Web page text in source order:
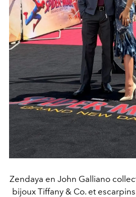
Zendaya en John Galliano
bijoux Tiffany & Co. et